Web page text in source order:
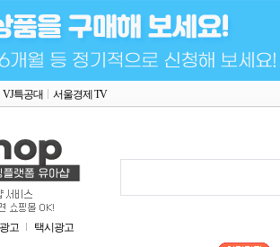
VJ특공대 서울경제 TV
고 택시광고